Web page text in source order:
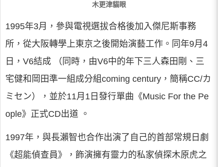
木更津貓眼
1995年3月，參與電視選拔合格後加入傑尼斯事務
所，從大阪轉學上東京之後開始演藝工作。同年9月4
日，V6結成 （同時，由V6中的年下三人森田剛、三
宅健和岡田準一組成分組coming century，簡稱CC/カ
ミセン），並於11月1日發行單曲《Music For the Pe
ople》正式CD出道 。
1997年，與長瀨智也合作出演了自己的首部常規日劇
《超能偵查員》，飾演擁有靈力的私家偵探木原虎之